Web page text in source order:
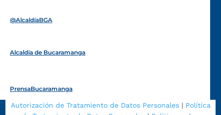
@AlcaldíaBGA
Alcaldía de Bucaramanga
PrensaBucaramanga
Autorización de Tratamiento de Datos Personales| Política